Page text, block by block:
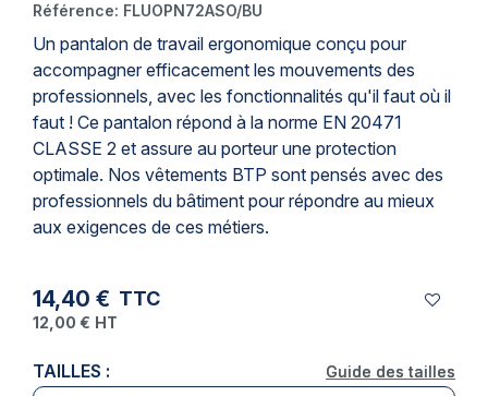
Référence: FLUOPN72ASO/BU
Un pantalon de travail ergonomique conçu pour
accompagner efficacement les mouvements des
professionnels, avec les fonctionnalités qu'il faut où il
faut ! Ce pantalon répond à la norme EN 20471
CLASSE 2 et assure au porteur une protection
optimale. Nos vêtements BTP sont pensés avec des
professionnels du bâtiment pour répondre au mieux
aux exigences de ces métiers.
14,40 € TTC
12,00 € HT
Guide des tailles
TAILLES : Guide des tailles